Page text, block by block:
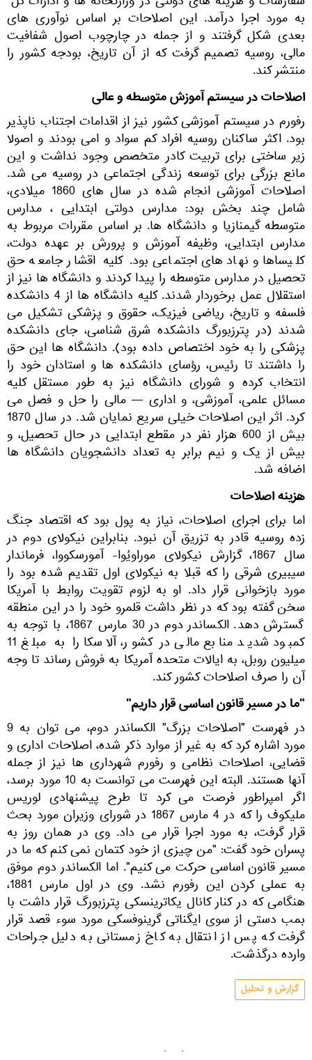
به مورد اجرا درآمد. این اصلاحات بر اساس نوآوری های
بعدی شکل گرفتند و از جمله در چارچوب اصول شفافیت
مالی، روسیه تصمیم گرفت که از آن تاریخ، بودجه کشور را
منتشر کند.
اصلاحات در سیستم آموزش متوسطه و عالی
رفورم در سیستم آموزشی کشور نیز از اقدامات اجتناب ناپذیر
بود. اکثر ساکنان روسیه افراد کم سواد و امی بودند و اصولا
زیر ساختی برای تربیت کادر متخصص وجود نداشت و این
مانع بزرگی برای توسعه زندگی اجتماعی در روسیه می شد.
اصلاحات آموزشی انجام شده در سال های 1860 میلادی،
شامل چند بخش بود: مدارس دولتی ابتدایی ، مدارس
متوسطه گیمنازیا و دانشگاه ها. بر اساس مقررات مربوط به
مدارس ابتدایی، وظیفه آموزش و پرورش بر عهده دولت،
کلیساها و نهادهای اجتماعی بود. کلیه اقشار جامعه حق
تحصیل در مدارس متوسطه را پیدا کردند و دانشگاه ها نیز از
استقلال عمل برخوردار شدند. کلیه دانشگاه ها از 4 دانشکده
فلسفه و تاریخ، ریاضی فیزیک، حقوق و پزشکی تشکیل می
شدند (در پترزبورگ دانشکده شرق شناسی، جای دانشکده
پزشکی را به خود اختصاص داده بود). دانشگاه ها این حق
را داشتند تا رئیس، رؤسای دانشکده ها و استادان خود را
انتخاب کرده و شورای دانشگاه نیز به طور مستقل کلیه
مسائل علمی، آموزشی، و اداری — مالی را حل و فصل می
کرد. اثر این اصلاحات خیلی سریع نمایان شد. در سال 1870
بیش از 600 هزار نفر در مقطع ابتدایی در حال تحصیل، و
بیش از یک و نیم برابر به تعداد دانشجویان دانشگاه ها
اضافه شد.
هزینه اصلاحات
اما برای اجرای اصلاحات، نیاز به پول بود که اقتصاد جنگ
زده روسیه قادر به تزریق آن نبود. بنابراین نیکولای دوم در
سال 1867، گزارش نیکولای موراویُوا- آمورسکووا، فرماندار
سیبیری شرقی را که قبلا به نیکولای اول تقدیم شده بود را
مورد بازخوانی قرار داد. او به لزوم تقویت روابط با آمریکا
سخن گفته بود که در نظر داشت قلمرو خود را در این منطقه
گسترش دهد. الکساندر دوم در 30 مارس 1867، با توجه به
کمبود شدید منابع مالی در کشور، آلاسکا را به مبلغ 11
میلیون روبل، به ایالات متحده آمریکا به فروش رساند تا وجه
آن را صرف اصلاحات کشور کند.
"ما در مسیر قانون اساسی قرار داریم"
در فهرست "اصلاحات بزرگ" الکساندر دوم، می توان به 9
مورد اشاره کرد که به غیر از موارد ذکر شده، اصلاحات اداری و
قضایی، اصلاحات نظامی و رفورم شهرداری ها نیز از جمله
آنها هستند. البته این فهرست می توانست به 10 مورد برسد،
اگر امپراطور فرصت می کرد تا طرح پیشنهادی لوریس
ملیکوف را که در 4 مارس 1867 در شورای وزیران مورد بحث
قرار گرفت، به مورد اجرا قرار می داد. وی در همان روز به
پسران خود گفت: "من چیزی از خود کتمان نمی کنم که ما در
مسیر قانون اساسی حرکت می کنیم". اما الکساندر دوم موفق
به عملی کردن این رفورم نشد. وی در اول مارس 1881،
هنگامی که در کنار کانال یکاترینسکی پترزبورگ قرار داشت با
بمب دستی از سوی ایگناتی گرینوفسکی مورد سوء قصد قرار
گرفت که پس از انتقال به کاخ زمستانی به دلیل جراحات
وارده درگذشت.
گزارش و تحلیل